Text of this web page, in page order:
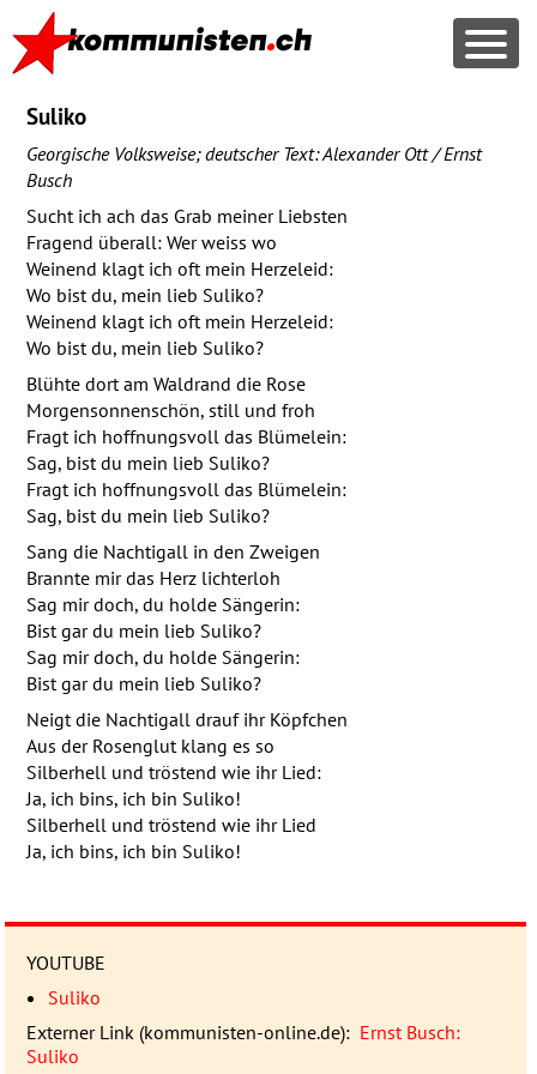
Suliko
Georgische Volksweise; deutscher Text: Alexander Ott / Ernst
Busch
Sucht ich ach das Grab meiner Liebsten
Fragend überall: Wer weiss wo
Weinend klagt ich oft mein Herzeleid:
Wo bist du, mein lieb Suliko?
Weinend klagt ich oft mein Herzeleid:
Wo bist du, mein lieb Suliko?
Blühte dort am Waldrand die Rose
Morgensonnenschön, still und froh
Fragt ich hoffnungsvoll das Blümelein:
Sag, bist du mein lieb Suliko?
Fragt ich hoffnungsvoll das Blümelein:
Sag, bist du mein lieb Suliko?
Sang die Nachtigall in den Zweigen
Brannte mir das Herz lichterloh
Sag mir doch, du holde Sängerin:
Bist gar du mein lieb Suliko?
Sag mir doch, du holde Sängerin:
Bist gar du mein lieb Suliko?
Neigt die Nachtigall drauf ihr Köpfchen
Aus der Rosenglut klang es so
Silberhell und tröstend wie ihr Lied:
Ja, ich bins, ich bin Suliko!
Silberhell und tröstend wie ihr Lied
Ja, ich bins, ich bin Suliko!
YOUTUBE
Suliko
Externer Link (kommunisten-online.de): Ernst Busch:
Suliko